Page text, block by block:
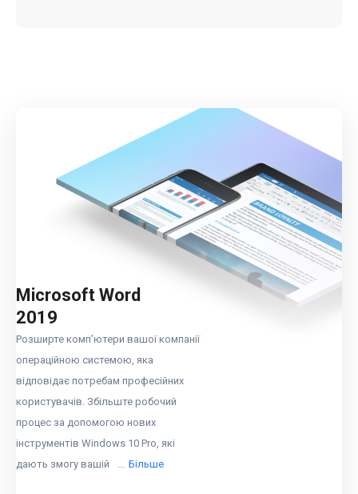
Microsoft Word
2019
Розширте комп’ютери вашої компанії
операційною системою, яка
відповідає потребам професійних
користувачів. Збільште робочий
процес за допомогою нових
інструментів Windows 10 Pro, які
дають змогу вашій
... Більше